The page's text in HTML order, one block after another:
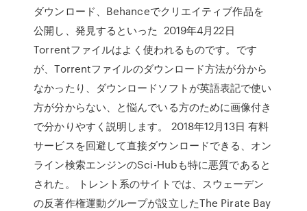
ダウンロード、Behanceでクリエイティブ作品を
公開し、発見するといった 2019年4月22日
Torrentファイルはよく使われるものです。です
が、Torrentファイルのダウンロード方法が分から
なかったり、ダウンロードソフトが英語表記で使い
方が分からない、と悩んでいる方のために画像付き
で分かりやすく説明します。 2018年12月13日 有料
サービスを回避して直接ダウンロードできる、オン
ライン検索エンジンのSci-Hubも特に悪質であると
された。 トレント系のサイトでは、スウェーデン
の反著作権運動グループが設立したThe Pirate Bay